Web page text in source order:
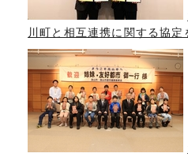
川町と相互連携に関する協定